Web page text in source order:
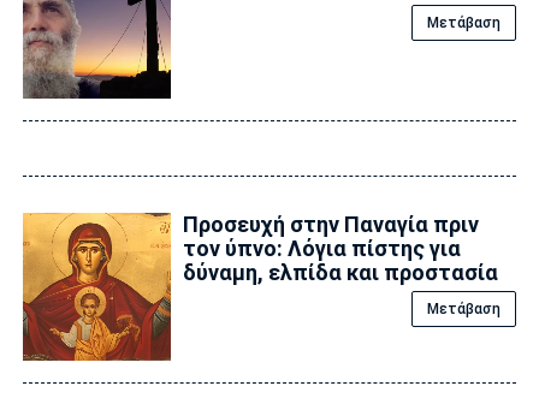
Μετάβαση
Προσευχή στην Παναγία πριν
τον ύπνο: Λόγια πίστης για
δύναμη, ελπίδα και προστασία
Μετάβαση